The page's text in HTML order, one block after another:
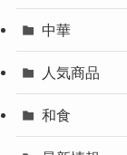
中華
人気商品
和食